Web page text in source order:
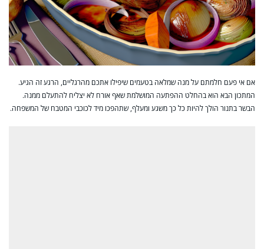
אם אי פעם חלמתם על מנה שמלאה בטעמים שיפילו אתכם מהרגליים, הרגע זה הגיע.
המתכון הבא הוא בהחלט ההפתעה המושלמת שאף אורח לא יצליח להתעלם ממנה.
הבשר בתנור הולך להיות כל כך משגע ומעלף, שתהפכו מיד לכוכבי המטבח של המשפחה.